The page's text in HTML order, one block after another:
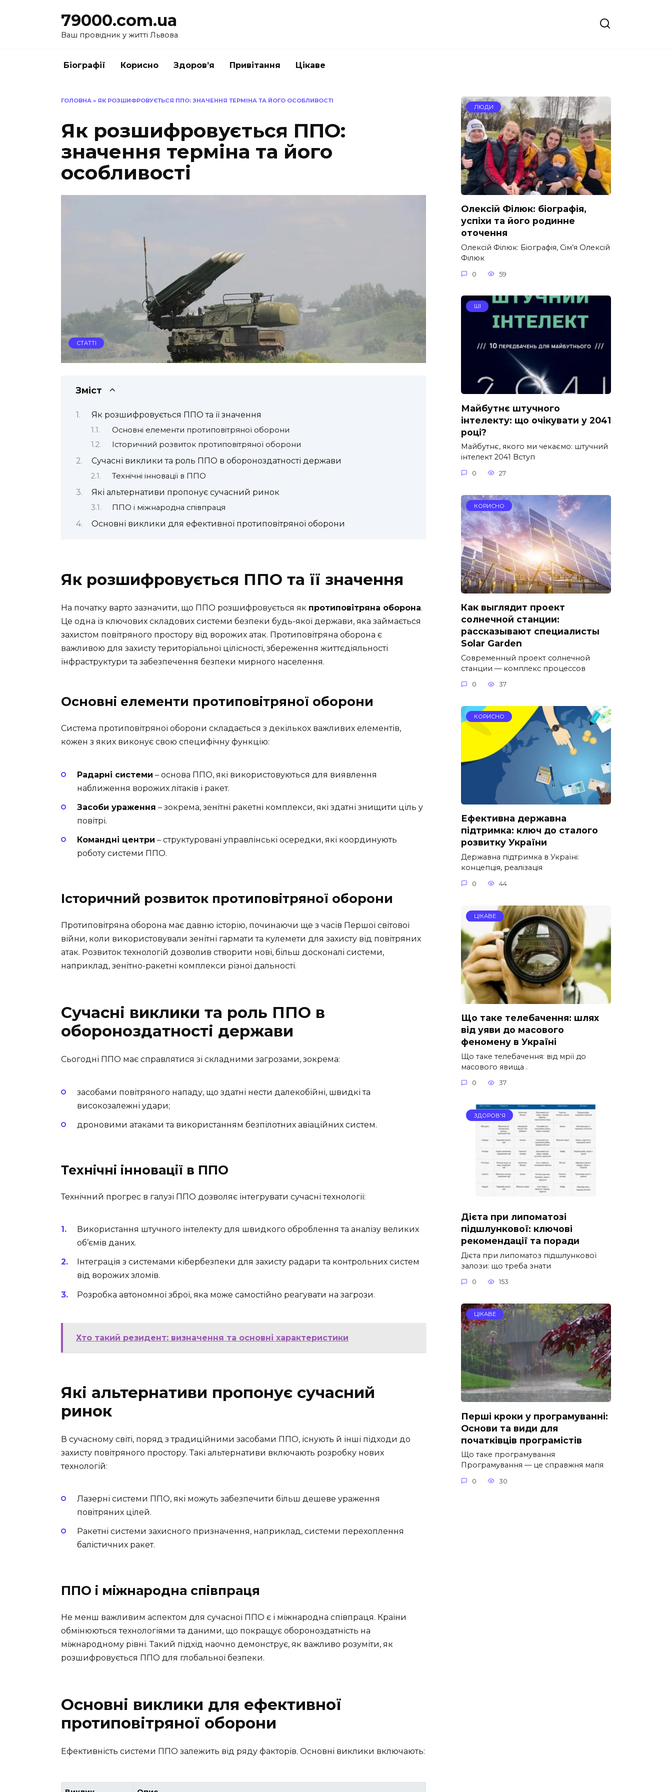
79000.com.ua
Ваш провідник у житті Львова
Біографії Корисно Здоров’я Привітання Цікаве
ГОЛОВНА » ЯК РОЗШИФРОВУЄТЬСЯ ППО: ЗНАЧЕННЯ ТЕРМІНА ТА ЙОГО ОСОБЛИВОСТІ
Як розшифровується ППО:
значення терміна та його
особливості
СТАТТІ
Зміст
Як розшифровується ППО та її значення
Основні елементи протиповітряної оборони
Історичний розвиток протиповітряної оборони
Сучасні виклики та роль ППО в обороноздатності держави
Технічні інновації в ППО
Які альтернативи пропонує сучасний ринок
ППО і міжнародна співпраця
Основні виклики для ефективної протиповітряної оборони
Як розшифровується ППО та її значення
На початку варто зазначити, що ППО розшифровується як протиповітряна оборона.
Це одна із ключових складових системи безпеки будь-якої держави, яка займається
захистом повітряного простору від ворожих атак. Протиповітряна оборона є
важливою для захисту територіальної цілісності, збереження життєдіяльності
інфраструктури та забезпечення безпеки мирного населення.
Основні елементи протиповітряної оборони
Система протиповітряної оборони складається з декількох важливих елементів,
кожен з яких виконує свою специфічну функцію:
Радарні системи – основа ППО, які використовуються для виявлення
наближення ворожих літаків і ракет.
Засоби ураження – зокрема, зенітні ракетні комплекси, які здатні знищити ціль у
повітрі.
Командні центри – структуровані управлінські осередки, які координують
роботу системи ППО.
Історичний розвиток протиповітряної оборони
Протиповітряна оборона має давню історію, починаючи ще з часів Першої світової
війни, коли використовували зенітні гармати та кулемети для захисту від повітряних
атак. Розвиток технологій дозволив створити нові, більш досконалі системи,
наприклад, зенітно-ракетні комплекси різної дальності.
Сучасні виклики та роль ППО в
обороноздатності держави
Сьогодні ППО має справлятися зі складними загрозами, зокрема:
засобами повітряного нападу, що здатні нести далекобійні, швидкі та
високозалежні удари;
дроновими атаками та використанням безпілотних авіаційних систем.
Технічні інновації в ППО
Технічний прогрес в галузі ППО дозволяє інтегрувати сучасні технології:
Використання штучного інтелекту для швидкого оброблення та аналізу великих
об’ємів даних.
Інтеграція з системами кібербезпеки для захисту радари та контрольних систем
від ворожих зломів.
Розробка автономної зброї, яка може самостійно реагувати на загрози.
Хто такий резидент: визначення та основні характеристики
Які альтернативи пропонує сучасний
ринок
В сучасному світі, поряд з традиційними засобами ППО, існують й інші підходи до
захисту повітряного простору. Такі альтернативи включають розробку нових
технологій:
Лазерні системи ППО, які можуть забезпечити більш дешеве ураження
повітряних цілей.
Ракетні системи захисного призначення, наприклад, системи перехоплення
балістичних ракет.
ППО і міжнародна співпраця
Не менш важливим аспектом для сучасної ППО є і міжнародна співпраця. Країни
обмінюються технологіями та даними, що покращує обороноздатність на
міжнародному рівні. Такий підхід наочно демонструє, як важливо розуміти, як
розшифровується ППО для глобальної безпеки.
Основні виклики для ефективної
протиповітряної оборони
Ефективність системи ППО залежить від ряду факторів. Основні виклики включають:
ЛЮДИ
Олексій Філюк: біографія,
успіхи та його родинне
оточення
Олексій Філюк: Біографія, Сім’я Олексій
Філюк
0 59
ШІ
Майбутнє штучного
інтелекту: що очікувати у 2041
році?
Майбутнє, якого ми чекаємо: штучний
інтелект 2041 Вступ
0 27
КОРИСНО
Как выглядит проект
солнечной станции:
рассказывают специалисты
Solar Garden
Современный проект солнечной
станции — комплекс процессов
0 37
КОРИСНО
Ефективна державна
підтримка: ключ до сталого
розвитку України
Державна підтримка в Україні:
концепція, реалізація
0 44
ЦІКАВЕ
Що таке телебачення: шлях
від уяви до масового
феномену в Україні
Що таке телебачення: від мрії до
масового явища .
0 37
ЗДОРОВ'Я
Дієта при липоматозі
підшлункової: ключові
рекомендації та поради
Дієта при липоматоз підшлункової
залози: що треба знати
0 153
ЦІКАВЕ
Перші кроки у програмуванні:
Основи та види для
початківців програмістів
Що таке програмування
Програмування — це справжня магія
0 30